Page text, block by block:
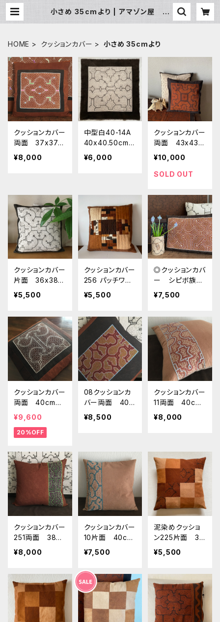
小さめ 35cmより | アマゾン屋 シ
HOME クッションカバー 小さめ 35cmより
クッションカバー
両面 37x37c
m 茶染めにパ
ステル刺繍 シピ
ルーアマゾン 草
木染め エスニ
ック 民芸 お
洒落インテリ
ア
¥8,000
中型白40-14A
40x40.50cm
シピボ族の泥染
め AAA クッシ
¥6,000
クッションカバー
両面 43x43c
m リバーシブ
ル泥染め茶ギザ
ギザと十字架模
染めカバー208
南米ペルーア
マゾン 草木染
め エスニッ
ク 世界の民藝
布
¥10,000
SOLD OUT
クッションカバー
片面 36x38c
m 模様に裏キ
ナリ白 シピボ族
59 南米ペルー
アマゾン 草木染
め エスニッ
ク 民芸 実
寸36x38cm
¥5,500
クッションカバー
256 パッチワー
ク 38x36cm
¥5,500
◎クッションカバ
ー シピボ族の
泥染めと刺繍
30x40cm 泥
染め シピボ族の
泥染めカバー19
南米ペルーア
マゾン 草木染
め エスニッ
ク 民芸
¥7,500
クッションカバー
両面 40cm
用 焦げ茶に白
刺繍と茶染め シ
ピボ族の泥染め
ペルーアマゾン
草木染め エス
ニック 民芸
お洒落インテリ
ア 38x38cm
¥9,600
20%OFF
08クッションカ
バー両面 40c
m用 泥染めに
刺繍と茶染め シ
ペルーアマゾン
草木染め エス
ニック 民芸
お洒落インテリ
ア 38x38cm
¥8,500
クッションカバー
11両面 40cm
用 ベージュ染
めに水色刺繍と
バー 南米ペル
ーアマゾン 草木
染め エスニッ
ク 民芸 お洒
落インテリア 3
7x37cm
¥8,000
クッションカバー
251両面 38x4
1cm 茶染めに
緑刺繍 シピボ族
06 南米ペル
ーアマゾン 草木
染め エスニッ
ク 民芸
¥8,000
クッションカバー
10片面 40cm
用 ピンク染め
に水色刺繍裏空
染めカバー 南
米ペルーアマゾ
ン 草木染め エ
スニック 民芸
¥7,500
泥染めクッショ
ン225片面 38
x38cm 草木染
めパッチワー
¥5,500